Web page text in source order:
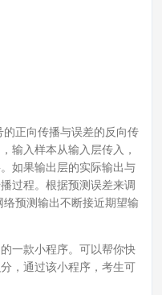
正向传播与误差的反向传
输入样本从输入层传入，
如果输出层的实际输出与
过程。根据预测误差来调
预测输出不断接近期望输
一款小程序。可以帮你快
，通过该小程序，考生可